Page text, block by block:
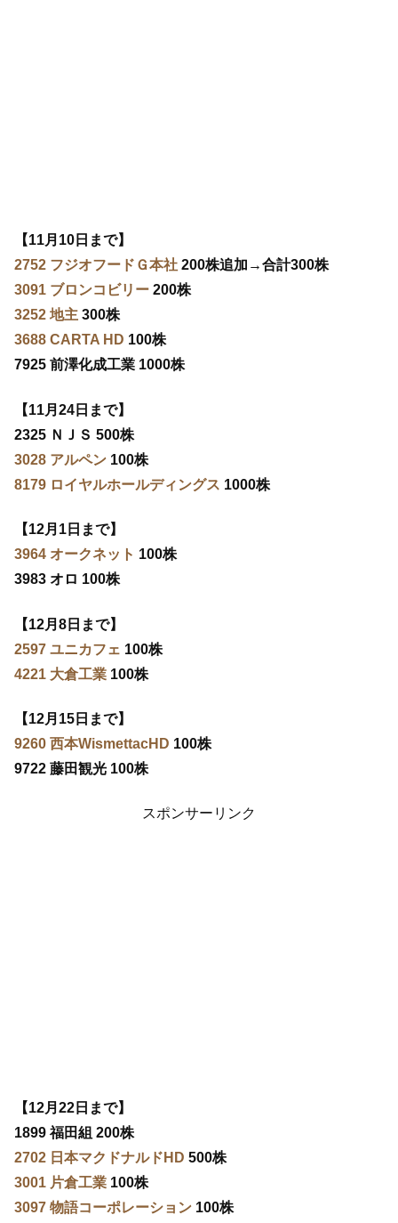
【11月10日まで】
2752 フジオフードＧ本社 200株追加→合計300株
3091 ブロンコビリー 200株
3252 地主 300株
3688 CARTA HD 100株
7925 前澤化成工業 1000株
【11月24日まで】
2325 ＮＪＳ 500株
3028 アルペン 100株
8179 ロイヤルホールディングス 1000株
【12月1日まで】
3964 オークネット 100株
3983 オロ 100株
【12月8日まで】
2597 ユニカフェ 100株
4221 大倉工業 100株
【12月15日まで】
9260 西本WismettacHD 100株
9722 藤田観光 100株
スポンサーリンク
【12月22日まで】
1899 福田組 200株
2702 日本マクドナルドHD 500株
3001 片倉工業 100株
3097 物語コーポレーション 100株